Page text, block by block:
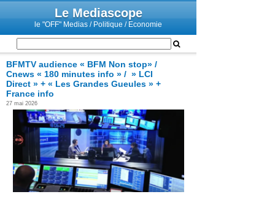
Le Mediascope
le "OFF" Medias / Politique / Economie
BFMTV audience « BFM Non stop» /
Cnews « 180 minutes info » / » LCI
Direct » + « Les Grandes Gueules » +
France info
27 mai 2026